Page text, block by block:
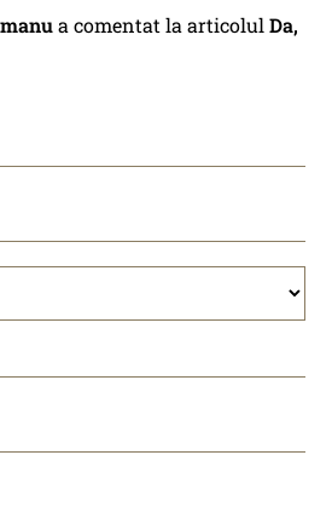
a comentat la articolulDa,